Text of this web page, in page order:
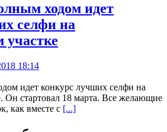
ходом идет
селфи на
участке
18:14
идет конкурс лучших селфи на
Он стартовал 18 марта. Все желающие
как вместе с [...]